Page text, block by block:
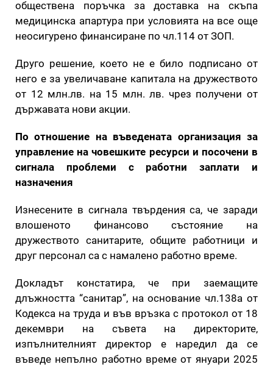
обществена поръчка за доставка на скъпа
медицинска апартура при условията на все още
неосигурено финансиране по чл.114 от ЗОП.
Друго решение, което не е било подписано от
него е за увеличаване капитала на дружеството
от 12 млн.лв. на 15 млн. лв. чрез получени от
държавата нови акции.
По отношение на въведената организация за
управление на човешките ресурси и посочени в
сигнала проблеми с работни заплати и
назначения
Изнесените в сигнала твърдения са, че заради
влошеното финансово състояние на
дружеството санитарите, общите работници и
друг персонал са с намалено работно време.
Докладът констатира, че при заемащите
длъжността “санитар”, на основание чл.138а от
Кодекса на труда и във връзка с протокол от 18
декември на съвета на директорите,
изпълнителният директор е наредил да се
въведе непълно работно време от януари 2025